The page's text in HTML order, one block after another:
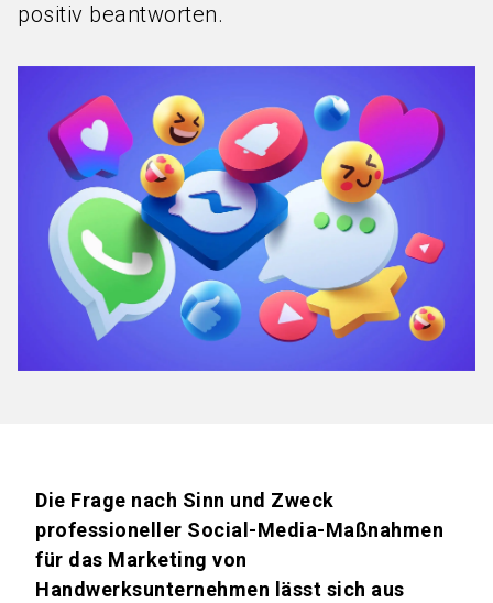
positiv beantworten.
Die Frage nach Sinn und Zweck
professioneller Social-Media-Maßnahmen
für das Marketing von
Handwerksunternehmen lässt sich aus